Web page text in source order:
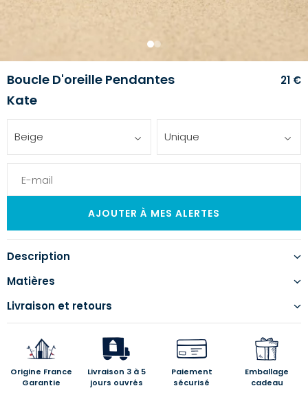
1 2
Boucle D'oreille Pendantes
Kate
21 €
Beige Unique
Description
Matières
Livraison et retours
Origine France
Garantie
Livraison 3 à 5
jours ouvrés
Paiement
sécurisé
Emballage
cadeau